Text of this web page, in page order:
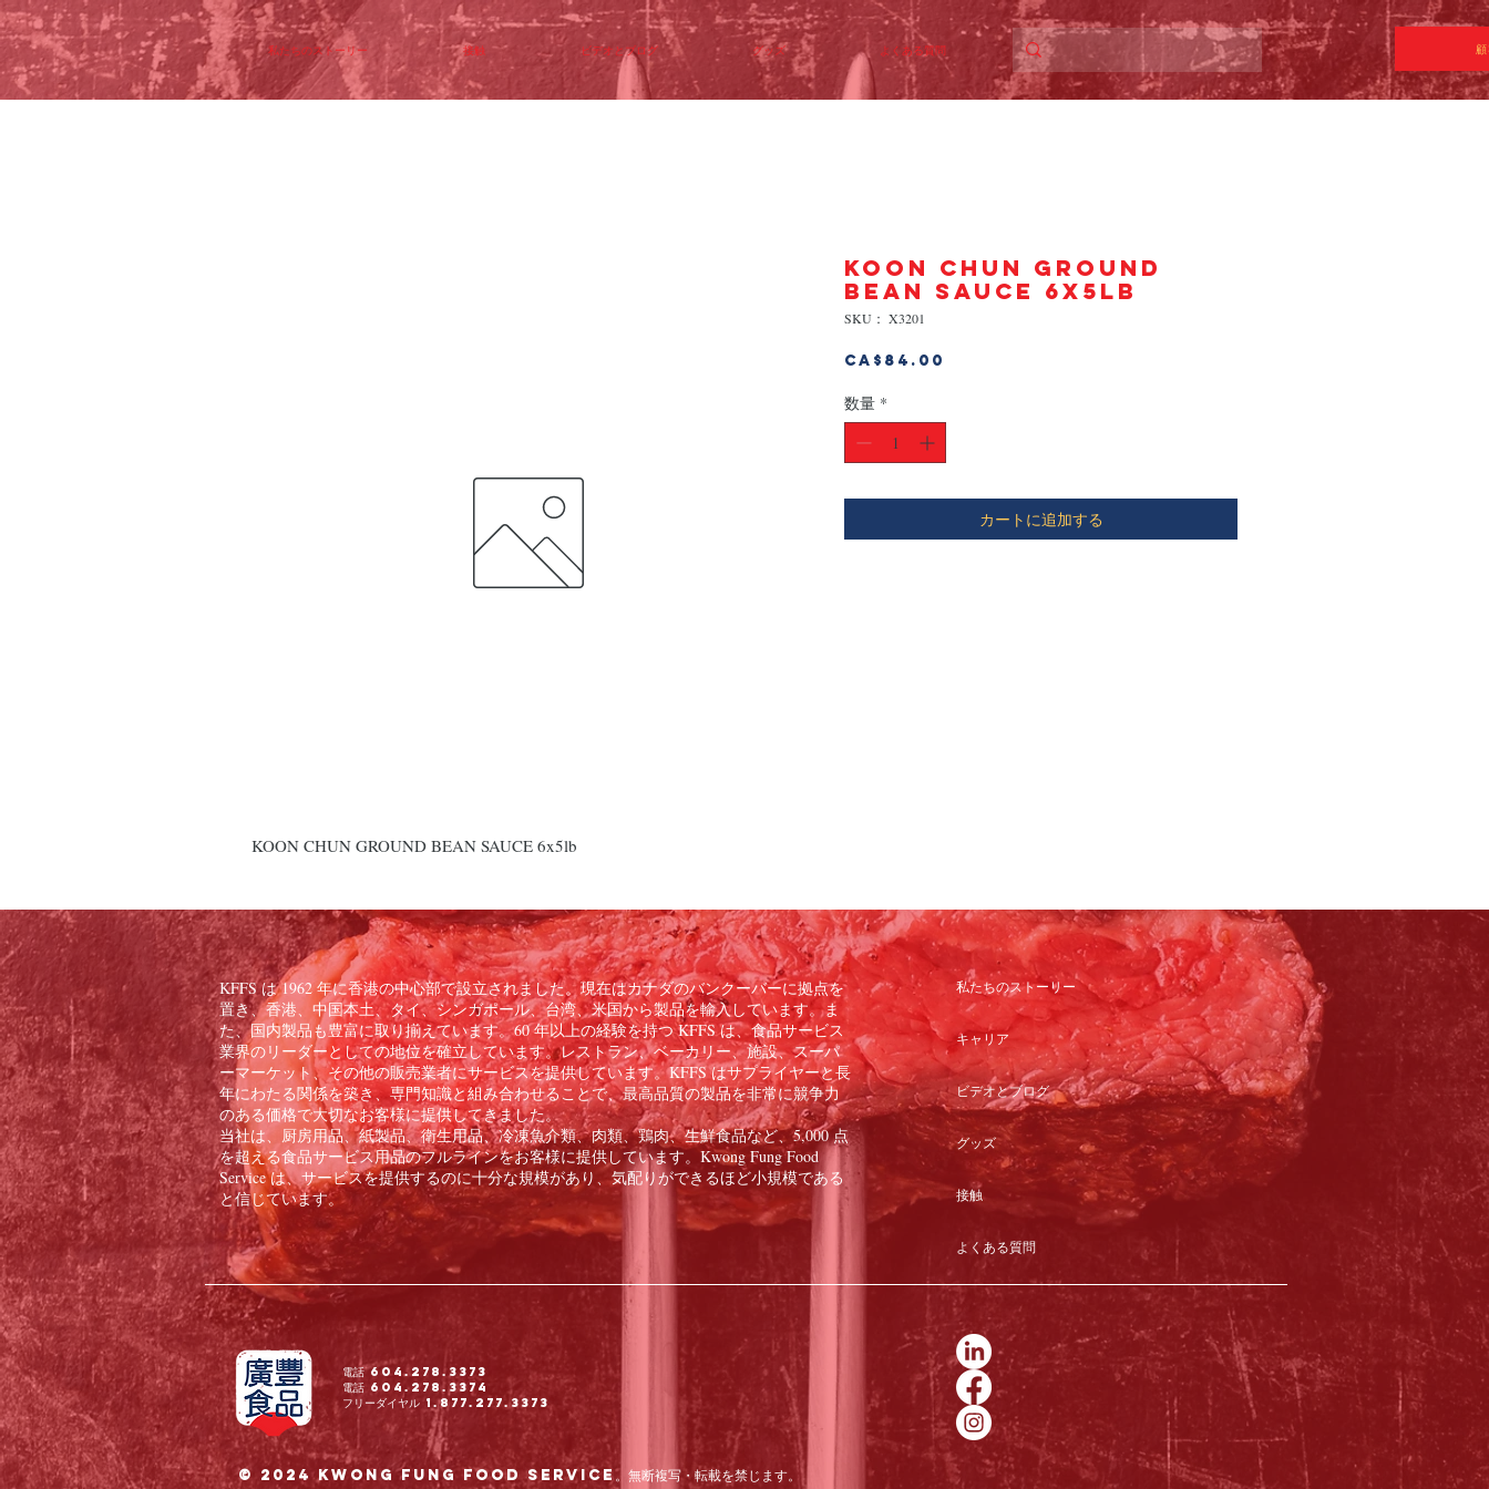
私たちのストーリー 接触 ビデオとブログ グッズ よくある質問
KOON CHUN GROUND BEAN SAUCE 6x5lb
KOON CHUN GROUND
BEAN SAUCE 6x5lb
SKU： X3201
CA$84.00
数量 *
カートに追加する
KFFS は 1962 年に香港の中心部で設立されました。現在はカナダのバンクーバーに拠点を
置き、香港、中国本土、タイ、シンガポール、台湾、米国から製品を輸入しています。ま
た、国内製品も豊富に取り揃えています。60 年以上の経験を持つ KFFS は、食品サービス
業界のリーダーとしての地位を確立しています。レストラン、ベーカリー、施設、スーパ
ーマーケット、その他の販売業者にサービスを提供しています。KFFS はサプライヤーと長
年にわたる関係を築き、専門知識と組み合わせることで、最高品質の製品を非常に競争力
のある価格で大切なお客様に提供してきました。
当社は、厨房用品、紙製品、衛生用品、冷凍魚介類、肉類、鶏肉、生鮮食品など、5,000 点
を超える食品サービス用品のフルラインをお客様に提供しています。Kwong Fung Food
Service は、サービスを提供するのに十分な規模があり、気配りができるほど小規模である
と信じています。
私たちのストーリー
キャリア
ビデオとブログ
グッズ
接触
よくある質問
電話 604.278.3373
電話 604.278.3374
フリーダイヤル 1.877.277.3373
© 2024 Kwong Fung Food Service。無断複写・転載を禁じます。